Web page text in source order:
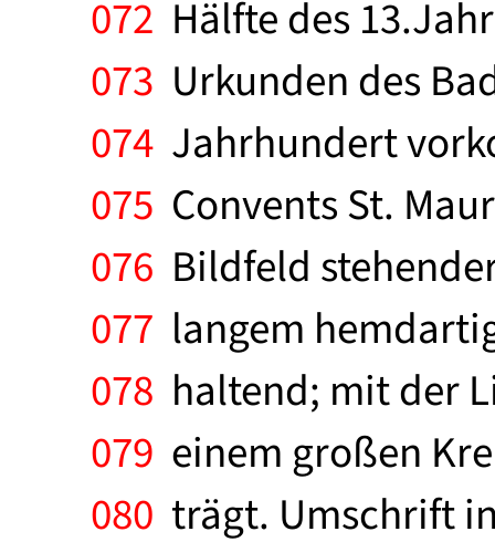
072 Hälfte des
073 Urkunden des
074 Jahrhundert
075 Convents St.
076 Bildfeld
077 langem
078 haltend; mit der
079 einem großen
080 trägt. Umschrift